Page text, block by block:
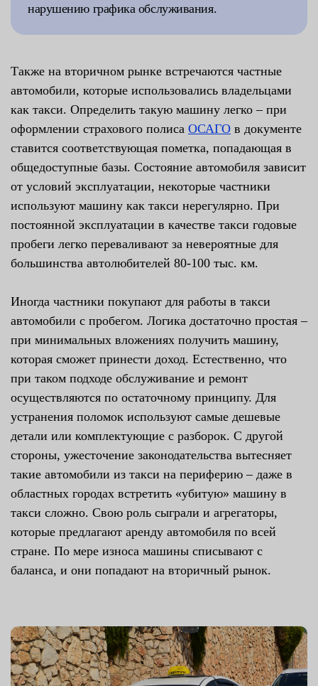
нарушению графика обслуживания.
Также на вторичном рынке встречаются частные
автомобили, которые использовались владельцами
как такси. Определить такую машину легко – при
оформлении страхового полиса ОСАГО в документе
ставится соответствующая пометка, попадающая в
общедоступные базы. Состояние автомобиля зависит
от условий эксплуатации, некоторые частники
используют машину как такси нерегулярно. При
постоянной эксплуатации в качестве такси годовые
пробеги легко переваливают за невероятные для
большинства автолюбителей 80-100 тыс. км.
Иногда частники покупают для работы в такси
автомобили с пробегом. Логика достаточно простая –
при минимальных вложениях получить машину,
которая сможет принести доход. Естественно, что
при таком подходе обслуживание и ремонт
осуществляются по остаточному принципу. Для
устранения поломок используют самые дешевые
детали или комплектующие с разборок. С другой
стороны, ужесточение законодательства вытесняет
такие автомобили из такси на периферию – даже в
областных городах встретить «убитую» машину в
такси сложно. Свою роль сыграли и агрегаторы,
которые предлагают аренду автомобиля по всей
стране. По мере износа машины списывают с
баланса, и они попадают на вторичный рынок.